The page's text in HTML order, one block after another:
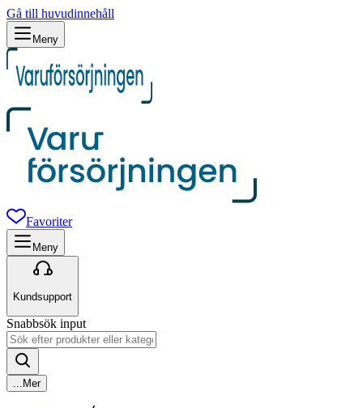
Gå till huvudinnehåll
Meny
Favoriter
Meny
Kundsupport
Snabbsök input
Mer